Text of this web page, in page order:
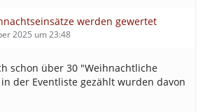
werden gewertet
2025 um 23:48
schon über 30 "Weihnachtliche
der Eventliste gezählt wurden davon